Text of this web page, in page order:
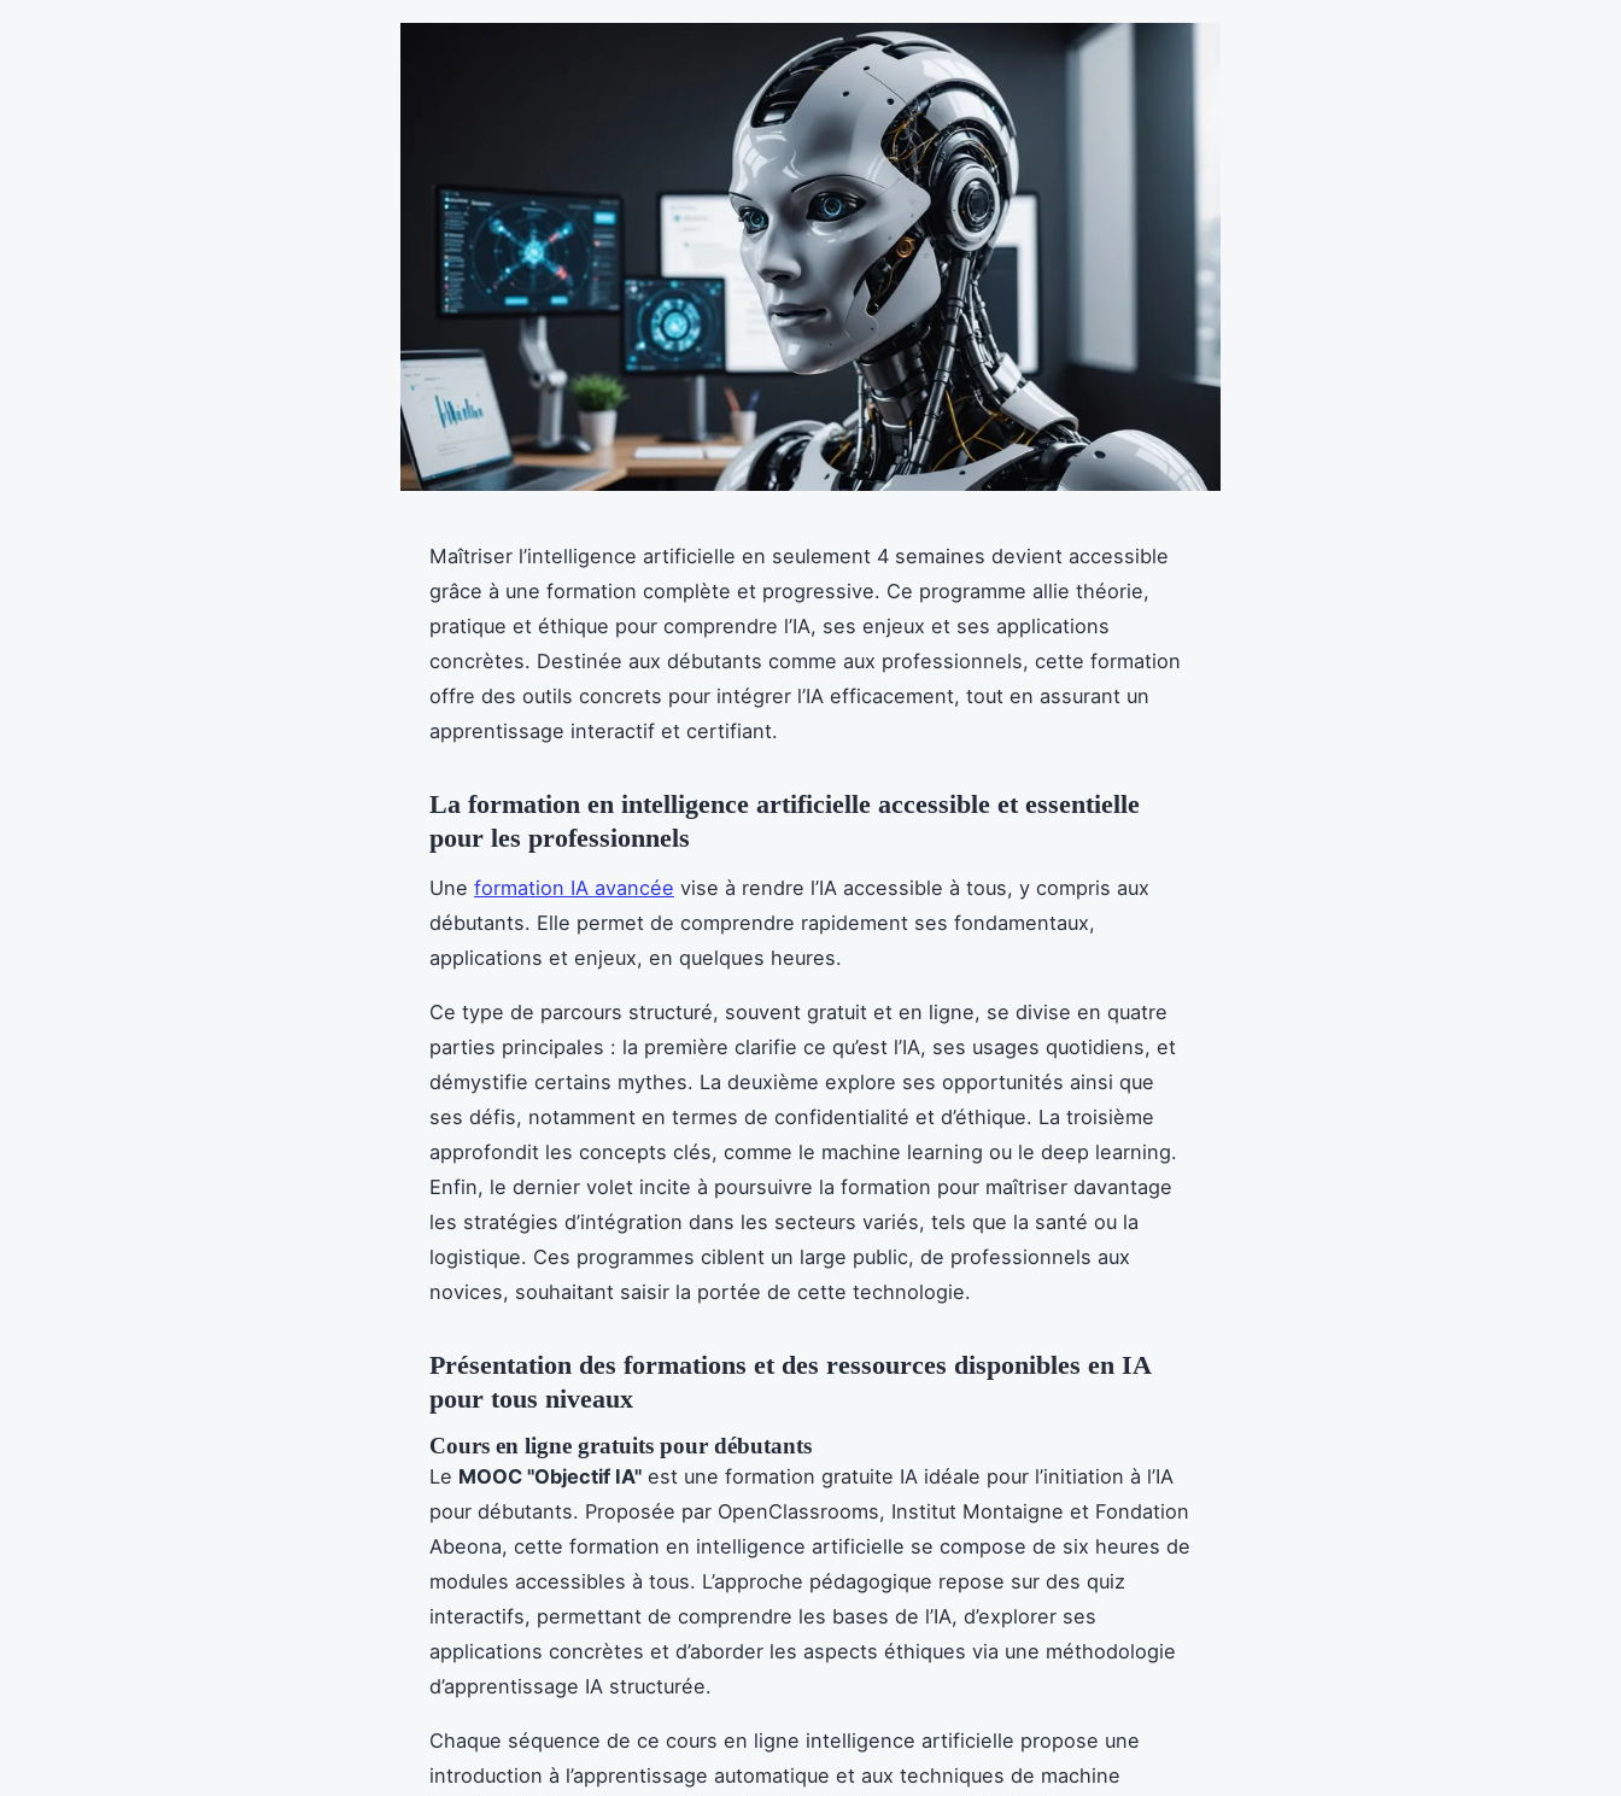
Maîtriser l’intelligence artificielle en seulement 4 semaines devient accessible
grâce à une formation complète et progressive. Ce programme allie théorie,
pratique et éthique pour comprendre l’IA, ses enjeux et ses applications
concrètes. Destinée aux débutants comme aux professionnels, cette formation
offre des outils concrets pour intégrer l’IA efficacement, tout en assurant un
apprentissage interactif et certifiant.
La formation en intelligence artificielle accessible et essentielle
pour les professionnels
Une formation IA avancée vise à rendre l’IA accessible à tous, y compris aux
débutants. Elle permet de comprendre rapidement ses fondamentaux,
applications et enjeux, en quelques heures.
Ce type de parcours structuré, souvent gratuit et en ligne, se divise en quatre
parties principales : la première clarifie ce qu’est l’IA, ses usages quotidiens, et
démystifie certains mythes. La deuxième explore ses opportunités ainsi que
ses défis, notamment en termes de confidentialité et d’éthique. La troisième
approfondit les concepts clés, comme le machine learning ou le deep learning.
Enfin, le dernier volet incite à poursuivre la formation pour maîtriser davantage
les stratégies d’intégration dans les secteurs variés, tels que la santé ou la
logistique. Ces programmes ciblent un large public, de professionnels aux
novices, souhaitant saisir la portée de cette technologie.
Présentation des formations et des ressources disponibles en IA
pour tous niveaux
Cours en ligne gratuits pour débutants
Le MOOC "Objectif IA" est une formation gratuite IA idéale pour l’initiation à l’IA
pour débutants. Proposée par OpenClassrooms, Institut Montaigne et Fondation
Abeona, cette formation en intelligence artificielle se compose de six heures de
modules accessibles à tous. L’approche pédagogique repose sur des quiz
interactifs, permettant de comprendre les bases de l’IA, d’explorer ses
applications concrètes et d’aborder les aspects éthiques via une méthodologie
d’apprentissage IA structurée.
Chaque séquence de ce cours en ligne intelligence artificielle propose une
introduction à l’apprentissage automatique et aux techniques de machine